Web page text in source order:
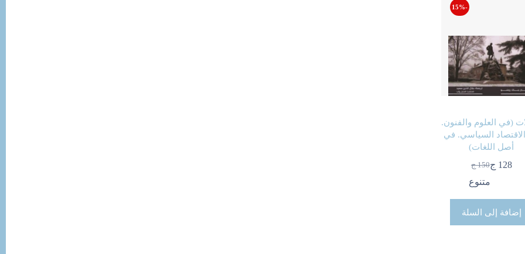
-15%
(في العلوم والفنون.
السياسي. في
أصل اللغات)
150 ج
السعر
الأصلي
128 جالسعر
الحالي
متنوع
إضافة إلى السلة